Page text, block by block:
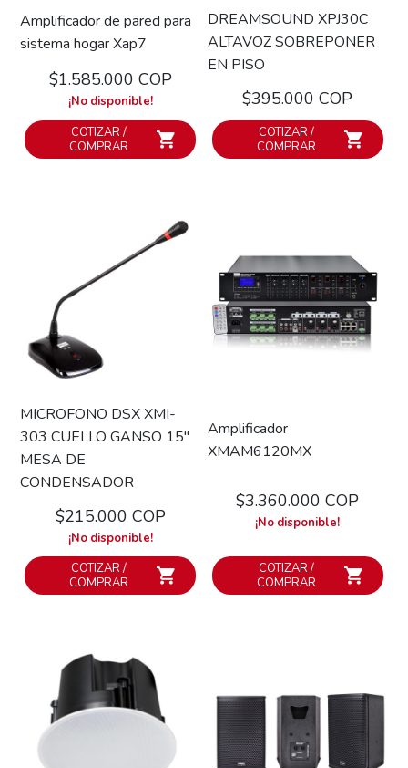
Amplificador de pared para
sistema hogar Xap7
$1.585.000 COP
¡No disponible!
COTIZAR /
COMPRAR
DREAMSOUND XPJ30C
ALTAVOZ SOBREPONER
EN PISO
$395.000 COP
COTIZAR /
COMPRAR
MICROFONO DSX XMI-
303 CUELLO GANSO 15"
MESA DE
CONDENSADOR
$215.000 COP
¡No disponible!
COTIZAR /
COMPRAR
Amplificador
XMAM6120MX
$3.360.000 COP
¡No disponible!
COTIZAR /
COMPRAR